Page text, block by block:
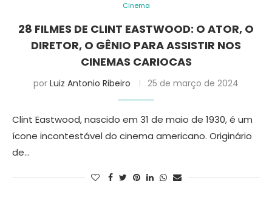
Cinema
28 FILMES DE CLINT EASTWOOD: O ATOR, O
DIRETOR, O GÊNIO PARA ASSISTIR NOS
CINEMAS CARIOCAS
por Luiz Antonio Ribeiro 25 de março de 2024
Clint Eastwood, nascido em 31 de maio de 1930, é um
ícone incontestável do cinema americano. Originário
de…